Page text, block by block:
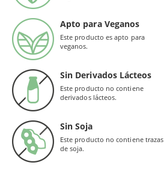
Apto para Veganos
Este producto es apto para
veganos.
Sin Derivados Lácteos
Este producto no contiene
derivados lácteos.
Sin Soja
Este producto no contiene trazas
de soja.